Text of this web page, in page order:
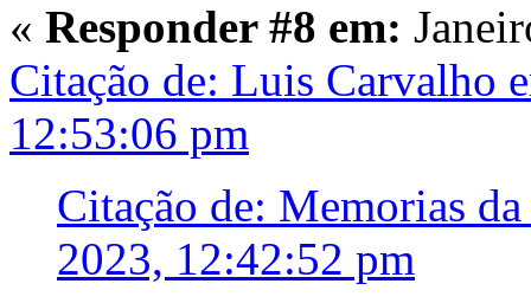
« Responder #8 em:
Citação de: Luis Carvalho
12:53:06 pm
Citação de: Memorias
2023, 12:42:52 pm